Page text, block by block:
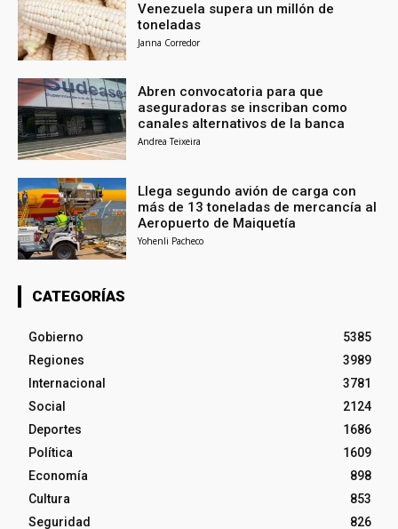
Venezuela supera un millón de
toneladas
Janna Corredor
Abren convocatoria para que
aseguradoras se inscriban como
canales alternativos de la banca
Andrea Teixeira
Llega segundo avión de carga con
más de 13 toneladas de mercancía al
Aeropuerto de Maiquetía
Yohenli Pacheco
CATEGORÍAS
Gobierno
5385
Regiones
3989
Internacional
3781
Social
2124
Deportes
1686
Política
1609
Economía
898
Cultura
853
Seguridad
826